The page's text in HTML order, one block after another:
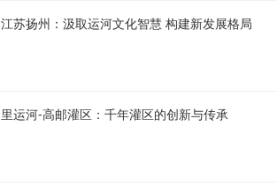
江苏扬州：汲取运河文化智慧 构建新发展格局
里运河-高邮灌区：千年灌区的创新与传承